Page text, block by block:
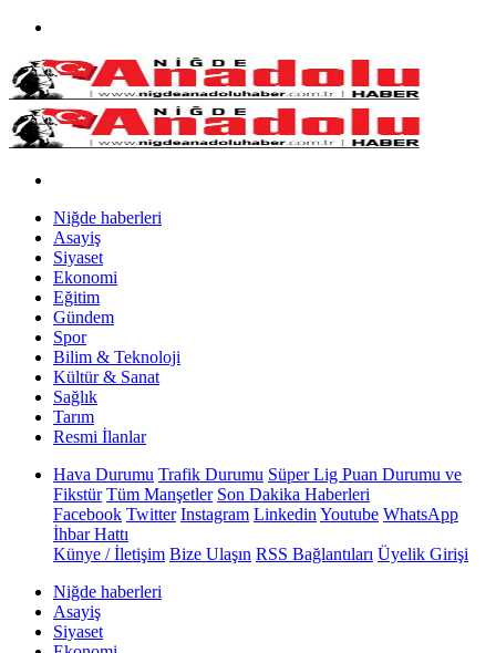
Niğde haberleri
Asayiş
Siyaset
Ekonomi
Eğitim
Gündem
Spor
Bilim & Teknoloji
Kültür & Sanat
Sağlık
Tarım
Resmi İlanlar
Hava Durumu Trafik Durumu Süper Lig Puan Durumu ve
Fikstür Tüm Manşetler Son Dakika Haberleri
Facebook Twitter Instagram Linkedin Youtube WhatsApp
İhbar Hattı
Künye / İletişim Bize Ulaşın RSS Bağlantıları Üyelik Girişi
Niğde haberleri
Asayiş
Siyaset